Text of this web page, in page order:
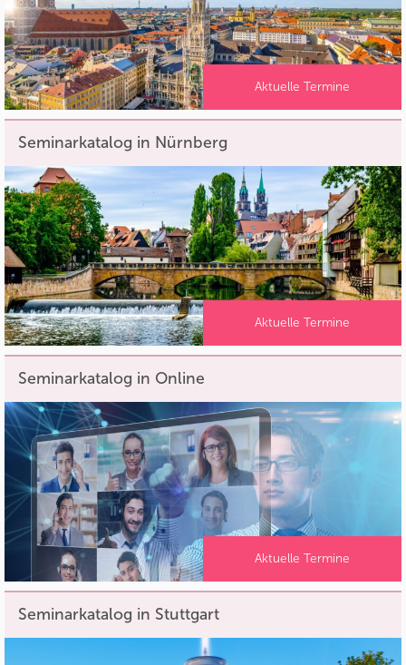
Aktuelle Termine
Seminarkatalog in Nürnberg
Aktuelle Termine
Seminarkatalog in Online
Aktuelle Termine
Seminarkatalog in Stuttgart